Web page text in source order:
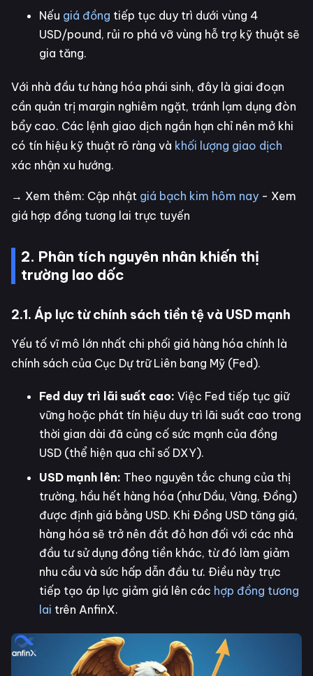
Nếu giá đồng tiếp tục duy trì dưới vùng 4
USD/pound, rủi ro phá vỡ vùng hỗ trợ kỹ thuật sẽ
gia tăng.
Với nhà đầu tư hàng hóa phái sinh, đây là giai đoạn
cần quản trị margin nghiêm ngặt, tránh lạm dụng đòn
bẩy cao. Các lệnh giao dịch ngắn hạn chỉ nên mở khi
có tín hiệu kỹ thuật rõ ràng và khối lượng giao dịch
xác nhận xu hướng.
→ Xem thêm: Cập nhật giá bạch kim hôm nay - Xem
giá hợp đồng tương lai trực tuyến
2. Phân tích nguyên nhân khiến thị
trường lao dốc
2.1. Áp lực từ chính sách tiền tệ và USD mạnh
Yếu tố vĩ mô lớn nhất chi phối giá hàng hóa chính là
chính sách của Cục Dự trữ Liên bang Mỹ (Fed).
Fed duy trì lãi suất cao: Việc Fed tiếp tục giữ
vững hoặc phát tín hiệu duy trì lãi suất cao trong
thời gian dài đã củng cố sức mạnh của đồng
USD (thể hiện qua chỉ số DXY).
USD mạnh lên: Theo nguyên tắc chung của thị
trường, hầu hết hàng hóa (như Dầu, Vàng, Đồng)
được định giá bằng USD. Khi Đồng USD tăng giá,
hàng hóa sẽ trở nên đắt đỏ hơn đối với các nhà
đầu tư sử dụng đồng tiền khác, từ đó làm giảm
nhu cầu và sức hấp dẫn đầu tư. Điều này trực
tiếp tạo áp lực giảm giá lên các hợp đồng tương
lai trên AnfinX.